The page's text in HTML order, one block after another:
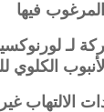
المرغوب فيها
لـ
الكلوي
الالتهاب